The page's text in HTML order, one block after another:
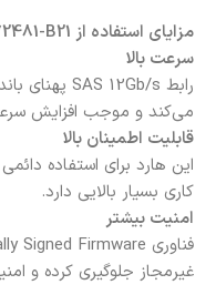
مزایای استفاده از HPE 872481-B21
سرعت بالا
می‌کند و موجب افزایش
قابلیت اطمینان بالا
این هارد برای استفاده
کاری بسیار بالایی دارد.
امنیت بیشتر
غیرمجاز جلوگیری کرده و